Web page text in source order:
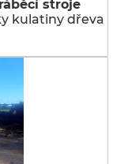
stroje
kulatiny dřeva